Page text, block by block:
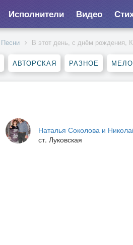
Исполнители Видео
Песни В этот день, с днём рождения,
АВТОРСКАЯ РАЗНОЕ
Наталья Соколова и
ст. Луковская